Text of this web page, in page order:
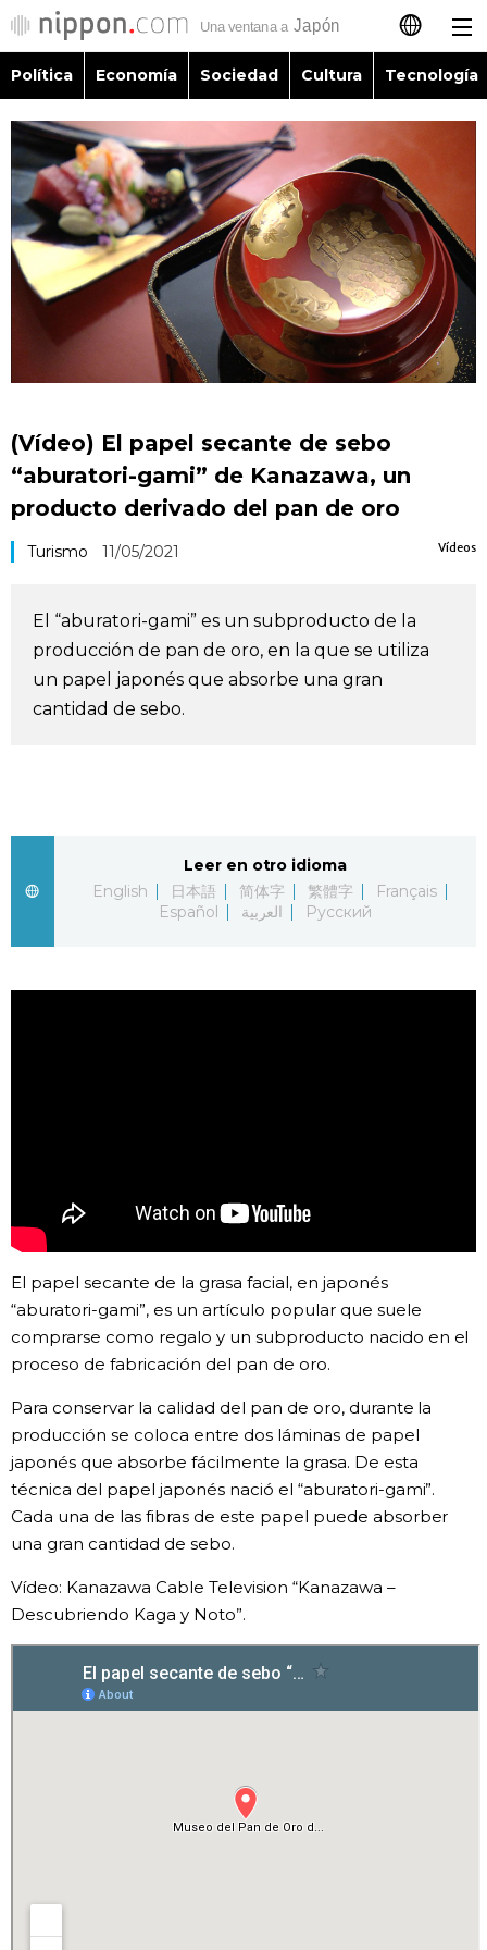
日本語
简体字
繁體字
Français
العربية
Política
Economía
Sociedad
Tecnología
Vida
Vídeos e imágenes
En profundidad
Datos de Japón
Fragmentos de Japón
Avisos
Política Economía Sociedad Cultura Tecnología
(Vídeo) El papel secante de sebo
“aburatori-gami” de Kanazawa, un
producto derivado del pan de oro
Vídeos
Turismo 11/05/2021
El “aburatori-gami” es un subproducto de la
producción de pan de oro, en la que se utiliza
un papel japonés que absorbe una gran
cantidad de sebo.
Leer en otro idioma
English
日本語 简体字 繁體字
Français
Español
العربية Русский
El papel secante de la grasa facial, en japonés
“aburatori-gami”, es un artículo popular que suele
comprarse como regalo y un subproducto nacido en el
proceso de fabricación del pan de oro.
Para conservar la calidad del pan de oro, durante la
producción se coloca entre dos láminas de papel
japonés que absorbe fácilmente la grasa. De esta
técnica del papel japonés nació el “aburatori-gami”.
Cada una de las fibras de este papel puede absorber
una gran cantidad de sebo.
Vídeo: Kanazawa Cable Television “Kanazawa –
Descubriendo Kaga y Noto”.